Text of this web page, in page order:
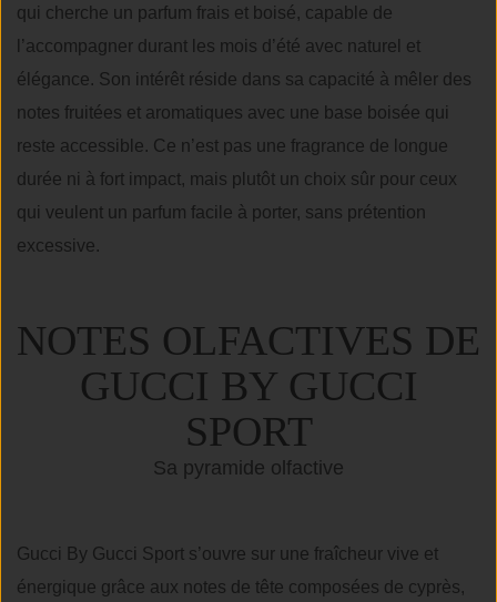
qui cherche un parfum frais et boisé, capable de
l’accompagner durant les mois d’été avec naturel et
élégance. Son intérêt réside dans sa capacité à mêler des
notes fruitées et aromatiques avec une base boisée qui
reste accessible. Ce n’est pas une fragrance de longue
durée ni à fort impact, mais plutôt un choix sûr pour ceux
qui veulent un parfum facile à porter, sans prétention
excessive.
NOTES OLFACTIVES DE
GUCCI BY GUCCI
SPORT
Sa pyramide olfactive
Gucci By Gucci Sport s’ouvre sur une fraîcheur vive et
énergique grâce aux notes de tête composées de cyprès,